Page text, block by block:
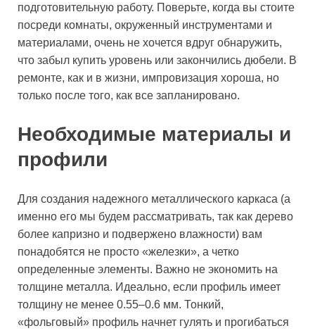
подготовительную работу. Поверьте, когда вы стоите
посреди комнаты, окруженный инструментами и
материалами, очень не хочется вдруг обнаружить,
что забыл купить уровень или закончились дюбели. В
ремонте, как и в жизни, импровизация хороша, но
только после того, как все запланировано.
Необходимые материалы и
профили
Для создания надежного металлического каркаса (а
именно его мы будем рассматривать, так как дерево
более капризно и подвержено влажности) вам
понадобятся не просто «железки», а четко
определенные элементы. Важно не экономить на
толщине металла. Идеально, если профиль имеет
толщину не менее 0.55–0.6 мм. Тонкий,
«фольговый» профиль начнет гулять и прогибаться